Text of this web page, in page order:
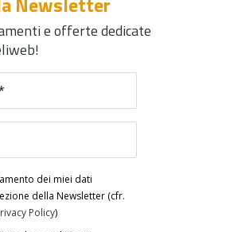
e offerte dedicate
dei miei dati
della Newsletter (cfr.
Policy)